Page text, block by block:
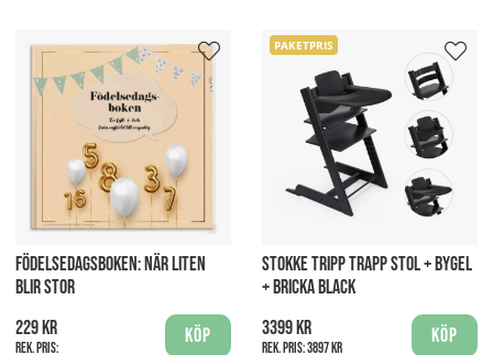
FÖDELSEDAGSBOKEN: NÄR LITEN
BLIR STOR
229 kr
Rek. pris:
Köp
PAKETPRIS
STOKKE TRIPP TRAPP STOL + BYGEL
+ BRICKA BLACK
3399 kr
Rek. pris:3897 kr
Köp